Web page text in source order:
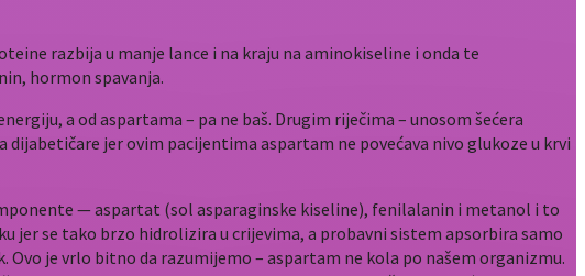
razbija u manje lance i na kraju na aminokiseline i onda te
hormon spavanja.
a od aspartama – pa ne baš. Drugim riječima – unosom šećera
jer ovim pacijentima aspartam ne povećava nivo glukoze u krvi
— aspartat (sol asparaginske kiseline), fenilalanin i metanol i to
jer se tako brzo hidrolizira u crijevima, a probavni sistem apsorbira samo
je vrlo bitno da razumijemo – aspartam ne kola po našem organizmu.